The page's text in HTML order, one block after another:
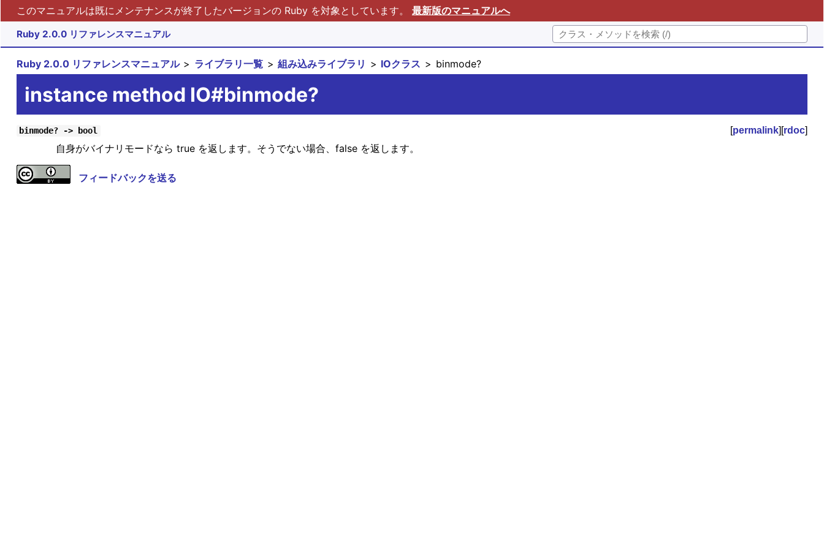
このマニュアルは既にメンテナンスが終了したバージョンの Ruby を対象としています。 最新版のマニュアルへ
Ruby 2.0.0 リファレンスマニュアル
Ruby 2.0.0 リファレンスマニュアル ライブラリ一覧 組み込みライブラリ IOクラス binmode?
instance method IO#binmode?
binmode? -> bool [permalink][rdoc]
自身がバイナリモードなら true を返します。そうでない場合、false を返します。
フィードバックを送る